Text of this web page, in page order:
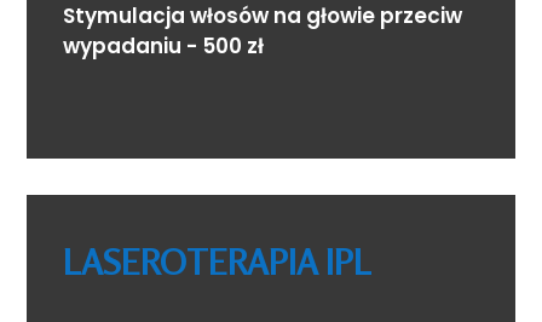
Stymulacja włosów na głowie przeciw
wypadaniu - 500 zł
LASEROTERAPIA IPL